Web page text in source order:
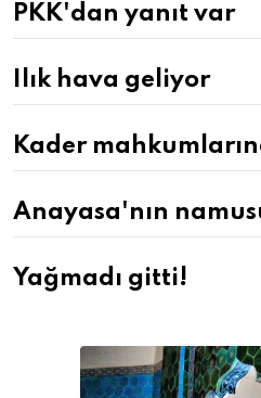
PKK'dan yanıt var
Ilık hava geliyor
Kader
Anayasa'nın
Yağmadı gitti!